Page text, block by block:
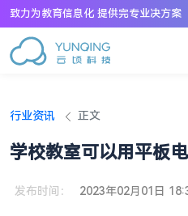
致力为教育信息化 提供完专业决方案
行业资讯 正文
学校教室可以用平板
发布时间： 2023年02月01日